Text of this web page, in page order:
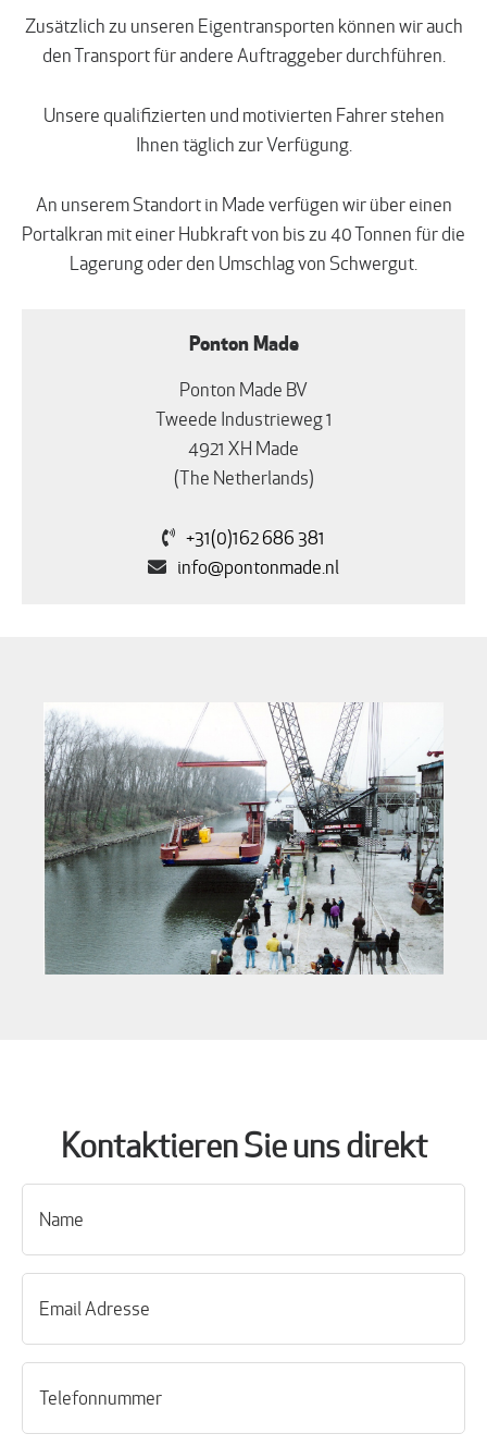
Zusätzlich zu unseren Eigentransporten können wir auch
den Transport für andere Auftraggeber durchführen.
Unsere qualifizierten und motivierten Fahrer stehen
Ihnen täglich zur Verfügung.
An unserem Standort in Made verfügen wir über einen
Portalkran mit einer Hubkraft von bis zu 40 Tonnen für die
Lagerung oder den Umschlag von Schwergut.
Ponton Made
Ponton Made BV
Tweede Industrieweg 1
4921 XH Made
(The Netherlands)
+31(0)162 686 381
info@pontonmade.nl
Kontaktieren Sie uns direkt